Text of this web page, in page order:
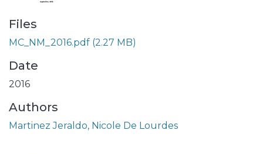
Files
MC_NM_2016.pdf (2.27 MB)
Date
2016
Authors
Martinez Jeraldo, Nicole De Lourdes